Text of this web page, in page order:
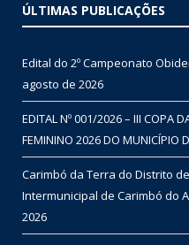
ÚLTIMAS PUBLICAÇÕES
Edital do 2º Campeonato
agosto de 2026
EDITAL Nº 001/2026 – III COPA
FEMININO 2026 DO MUNICÍPIO
Carimbó da Terra do Distrito
Intermunicipal de Carimbó do
2026